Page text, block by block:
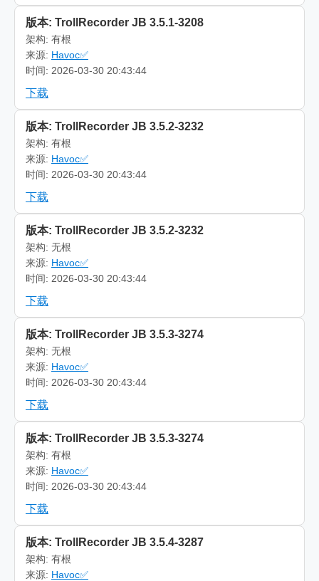
版本: TrollRecorder JB 3.5.1-3208
架构: 有根
来源: Havoc✅
时间: 2026-03-30 20:43:44
下载
版本: TrollRecorder JB 3.5.2-3232
架构: 有根
来源: Havoc✅
时间: 2026-03-30 20:43:44
下载
版本: TrollRecorder JB 3.5.2-3232
架构: 无根
来源: Havoc✅
时间: 2026-03-30 20:43:44
下载
版本: TrollRecorder JB 3.5.3-3274
架构: 无根
来源: Havoc✅
时间: 2026-03-30 20:43:44
下载
版本: TrollRecorder JB 3.5.3-3274
架构: 有根
来源: Havoc✅
时间: 2026-03-30 20:43:44
下载
版本: TrollRecorder JB 3.5.4-3287
架构: 有根
来源: Havoc✅